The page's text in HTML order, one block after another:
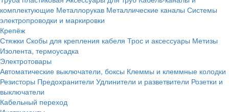
комплектующие Металлорукав Металлические каналы Системы
электропроводки и маркировки
Крепёж
Стяжки Скобы для крепления кабеля Трос и аксессуары Метизы
Изолента, термоусадка
Электротовары
Автоматические выключатели, боксы Клеммы и клеммные колодки
Резисторы Предохранители Удлинители и разветвители Розетки и
выключатели
Кабельный переход